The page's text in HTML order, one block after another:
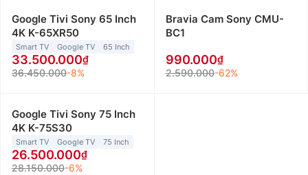
Google Tivi Sony 65 Inch
4K K-65XR50
Smart TV Google TV 65 Inch
33.500.000
36.450.000-8%
Bravia Cam Sony CMU-
BC1
990.000
2.590.000-62%
Google Tivi Sony 75 Inch
4K K-75S30
Smart TV Google TV 75 Inch
26.500.000
28.150.000-6%